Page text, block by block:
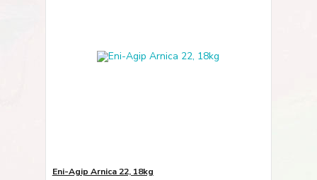
Eni-Agip Arnica 22, 18kg